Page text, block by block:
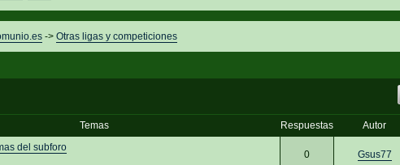
-> Otras ligas y competiciones
Temas Respuestas Autor
del subforo
0 Gsus77